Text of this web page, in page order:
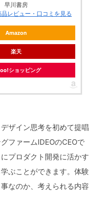
早川書房
レビュー・口コミを見る
Amazon
楽天
ショッピング
ザイン思考を初めて提唱
ファームIDEOのCEOで
プロダクト開発に活かす
ぶことができます。体験
なのか、考えられる内容